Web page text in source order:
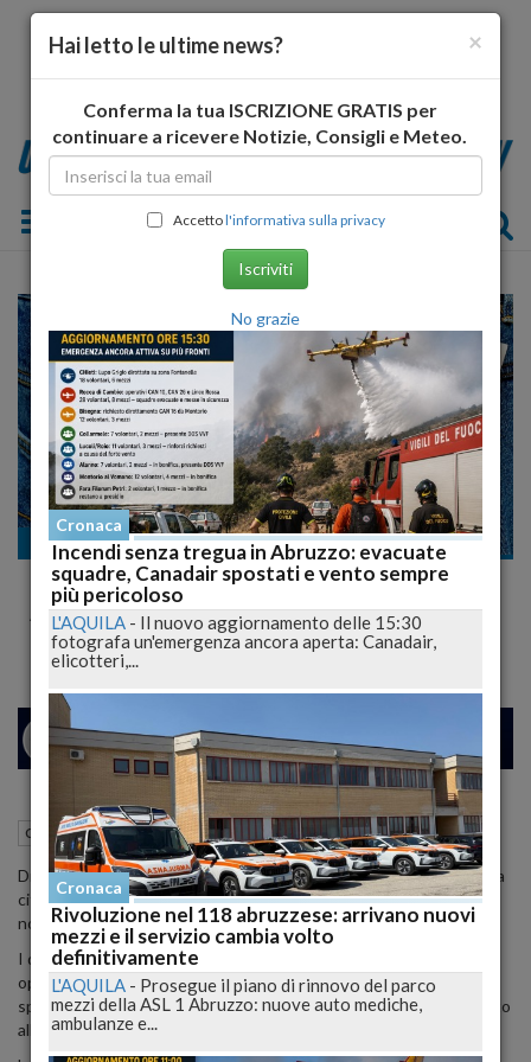
Toggle navigation
Cronaca
"Dacci 2mila euro o ti bruciamo il bar": Due
Arrestati con il Bottino
MILANO 24
Cronaca Avezzano (AQ) 28 Giugno 2024 16:57
Dramma sfiorato per una commerciante di un bar alla periferia della
città, minacciata di incendio da un 45enne e un 52enne del posto,
noti alle forze dell'ordine, se non avesse consegnato 2mila euro.
I due uomini sono stati arrestati dai carabinieri del Nucleo
operativo della Compagnia di Avezzano dopo che la proprietaria,
spaventata ma determinata, ha trovato il coraggio di chiedere aiuto
alle forze dell'ordine.
×
Hai letto le ultime news?
Conferma la tua ISCRIZIONE GRATIS per
continuare a ricevere Notizie, Consigli e Meteo.
Accettol'informativa sulla privacy
Iscriviti
No grazie
Cronaca
Incendi senza tregua in Abruzzo: evacuate
squadre, Canadair spostati e vento sempre
più pericoloso
L'AQUILA - Il nuovo aggiornamento delle 15:30
fotografa un'emergenza ancora aperta: Canadair,
elicotteri,...
Cronaca
Rivoluzione nel 118 abruzzese: arrivano nuovi
mezzi e il servizio cambia volto
definitivamente
L'AQUILA - Prosegue il piano di rinnovo del parco
mezzi della ASL 1 Abruzzo: nuove auto mediche,
ambulanze e...